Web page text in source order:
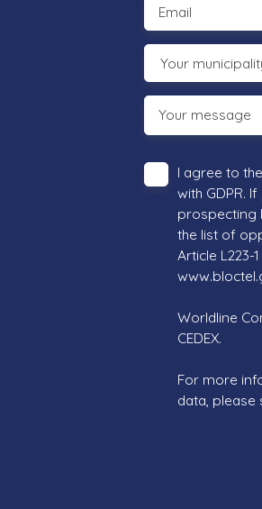
Email
Your
Your message
I agree to
with GDPR.
prospecting
the list of
Article L223-
Worldline
CEDEX.
For more
data, please